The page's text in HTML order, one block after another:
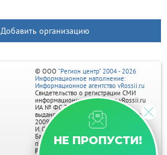
Добавить организацию
НЕ ПРОПУСТИ!
© ООО "Регион центр" 2004 - 2026
Информационное наполнение:
Информационное агентство vRossii.ru
Свидетельство о регистрации СМИ
информационного агентства vRossii.ru
ИА № ФС 77‑35502
выдано РОСКОМНАДЗОРом 04 марта
2009г.
И. О. Главного редактора Нарыков А. Н.
Баннеры на портале размещаются на
правах рекламы.
Реклама на портале: